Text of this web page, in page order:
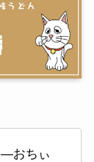
―おちぃ